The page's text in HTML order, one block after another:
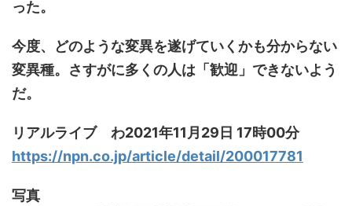
った。
今度、どのような変異を遂げていくかも分からない
変異種。さすがに多くの人は「歓迎」できないよう
だ。
リアルライブ わ2021年11月29日 17時00分
https://npn.co.jp/article/detail/200017781
写真